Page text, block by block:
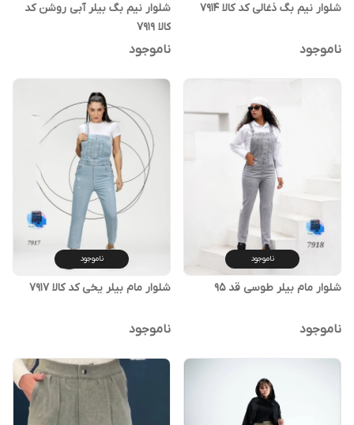
شلوار نیم بگ ذغالی کد کالا ۷۹۱۴
ناموجود
شلوار نیم بگ بیلر آبی روشن کد
کالا ۷۹۱۹
ناموجود
ناموجود
شلوار مام بیلر طوسی قد ۹۵
ناموجود
ناموجود
شلوار مام بیلر یخی کد کالا ۷۹۱۷
ناموجود